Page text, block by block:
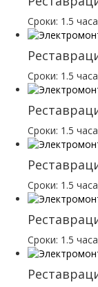
Сроки: 1.5
Сроки: 1.5
Сроки: 1.5
Сроки: 1.5
Сроки: 1.5